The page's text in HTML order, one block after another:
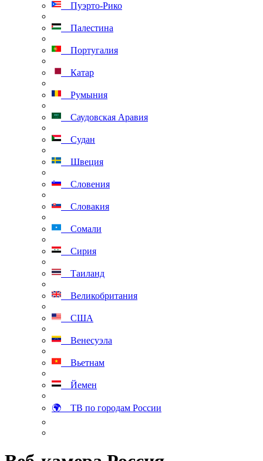
Пуэрто-Рико
Палестина
Португалия
Катар
Румыния
Саудовская Аравия
Судан
Швеция
Словения
Словакия
Сомали
Сирия
Таиланд
Великобритания
США
Венесуэла
Вьетнам
Йемен
🌍 ТВ по городам России